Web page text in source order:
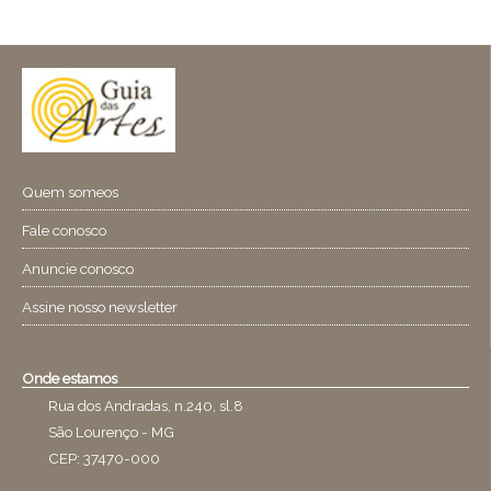
Quem someos
Fale conosco
Anuncie conosco
Assine nosso newsletter
Onde estamos
Rua dos Andradas, n.240, sl.8
São Lourenço - MG
CEP: 37470-000